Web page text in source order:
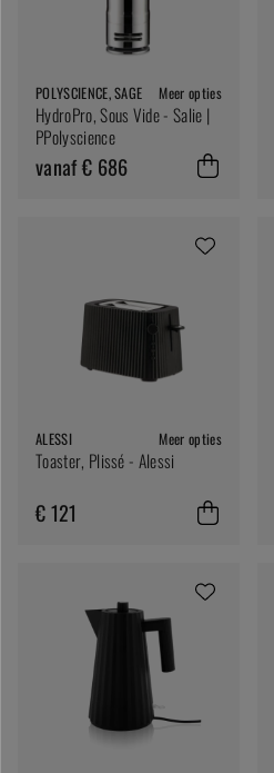
POLYSCIENCE, SAGE Meer opties
HydroPro, Sous Vide - Salie |
PPolyscience
vanaf € 686
ALESSI Meer opties
Toaster, Plissé - Alessi
€ 121